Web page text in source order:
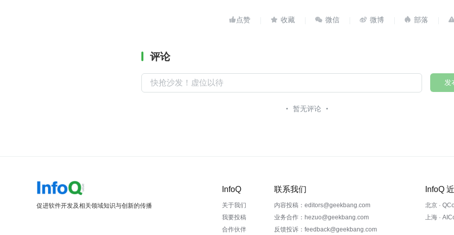
    
评论
发
暂无评论
促进软件开发及相关领域知识与创新的传播
InfoQ
关于我们
我要投稿
合作伙伴
联系我们
内容投稿：editors@geekbang.com
业务合作：hezuo@geekbang.com
反馈投诉：feedback@geekbang.com
InfoQ
北京 ·
上海 ·